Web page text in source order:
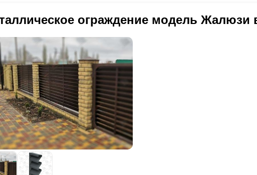
ограждение модель Жалюзи